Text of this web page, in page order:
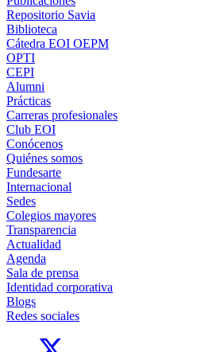
Repositorio Savia
Biblioteca
Cátedra EOI OEPM
OPTI
CEPI
Alumni
Prácticas
Carreras profesionales
Club EOI
Conócenos
Quiénes somos
Fundesarte
Internacional
Sedes
Colegios mayores
Transparencia
Actualidad
Agenda
Sala de prensa
Identidad corporativa
Blogs
Redes sociales